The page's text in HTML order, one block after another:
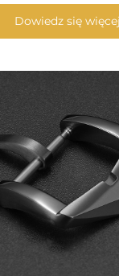
Dowiedz się więcej